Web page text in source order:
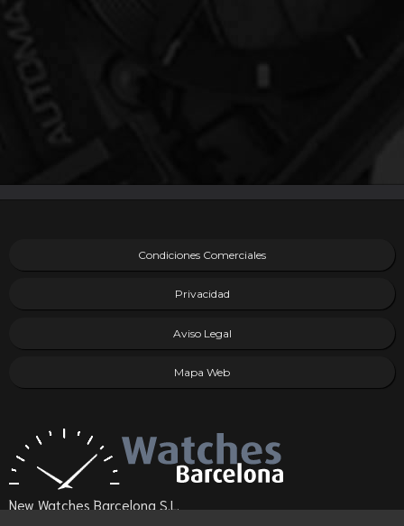
Condiciones Comerciales
Privacidad
Aviso Legal
Mapa Web
New Watches Barcelona S.L.